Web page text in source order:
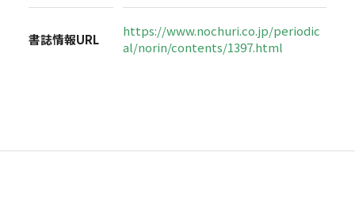
書誌情報URL
https://www.nochuri.co.jp/periodic
al/norin/contents/1397.html